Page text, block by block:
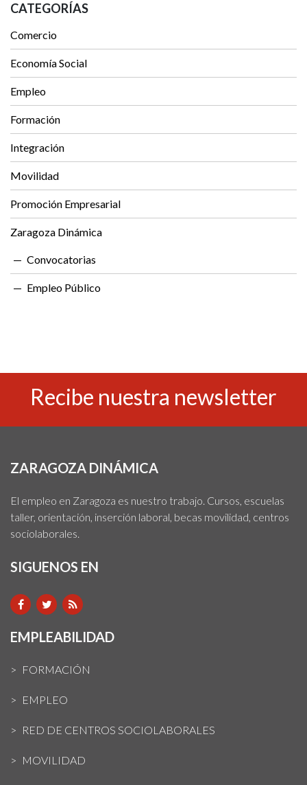
CATEGORÍAS
Comercio
Economía Social
Empleo
Formación
Integración
Movilidad
Promoción Empresarial
Zaragoza Dinámica
Convocatorias
Empleo Público
Recibe nuestra newsletter
ZARAGOZA DINÁMICA
El empleo en Zaragoza es nuestro trabajo. Cursos, escuelas
taller, orientación, inserción laboral, becas movilidad, centros
sociolaborales.
SIGUENOS EN
EMPLEABILIDAD
FORMACIÓN
EMPLEO
RED DE CENTROS SOCIOLABORALES
MOVILIDAD